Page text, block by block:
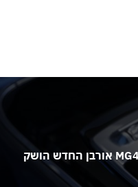
משפחתית במחיר של סופר מיני: MG4 אורבן החדש הושק